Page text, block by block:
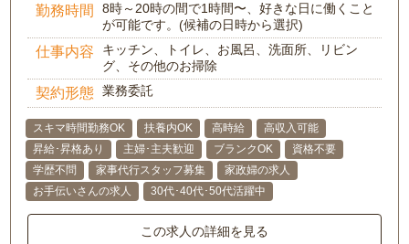
勤務時間
8時～20時の間で1時間〜、好きな日に働くこと
が可能です。(候補の日時から選択)
仕事内容
キッチン、トイレ、お風呂、洗面所、リビン
グ、その他のお掃除
契約形態 業務委託
スキマ時間勤務OK 扶養内OK 高時給
高収入可能
昇給･昇格あり
主婦･主夫歓迎 ブランクOK
資格不要
学歴不問
家事代行スタッフ募集
家政婦の求人
お手伝いさんの求人
30代･40代･50代活躍中
この求人の詳細を見る